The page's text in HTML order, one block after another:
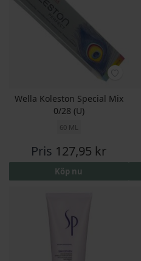
Wella Koleston Special Mix
0/28 (U)
60 ML
Pris 127,95 kr
Köp nu